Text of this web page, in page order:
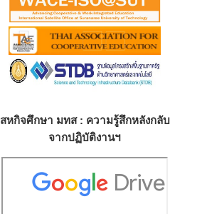
สหกิจศึกษา มทส : ความรู้สึกหลังกลับ
จากปฏิบัติงานฯ